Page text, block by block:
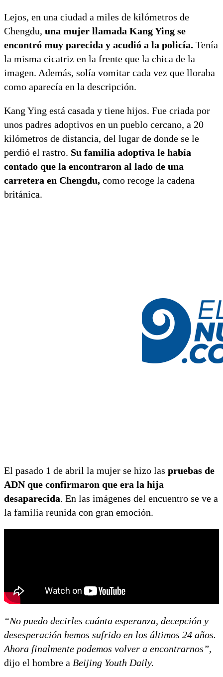
Lejos, en una ciudad a miles de kilómetros de
Chengdu, una mujer llamada Kang Ying se
encontró muy parecida y acudió a la policía. Tenía
la misma cicatriz en la frente que la chica de la
imagen. Además, solía vomitar cada vez que lloraba
como aparecía en la descripción.
Kang Ying está casada y tiene hijos. Fue criada por
unos padres adoptivos en un pueblo cercano, a 20
kilómetros de distancia, del lugar de donde se le
perdió el rastro. Su familia adoptiva le había
contado que la encontraron al lado de una
carretera en Chengdu, como recoge la cadena
británica.
El pasado 1 de abril la mujer se hizo las pruebas de
ADN que confirmaron que era la hija
desaparecida. En las imágenes del encuentro se ve a
la familia reunida con gran emoción.
“No puedo decirles cuánta esperanza, decepción y
desesperación hemos sufrido en los últimos 24 años.
Ahora finalmente podemos volver a encontrarnos”,
dijo el hombre a Beijing Youth Daily.